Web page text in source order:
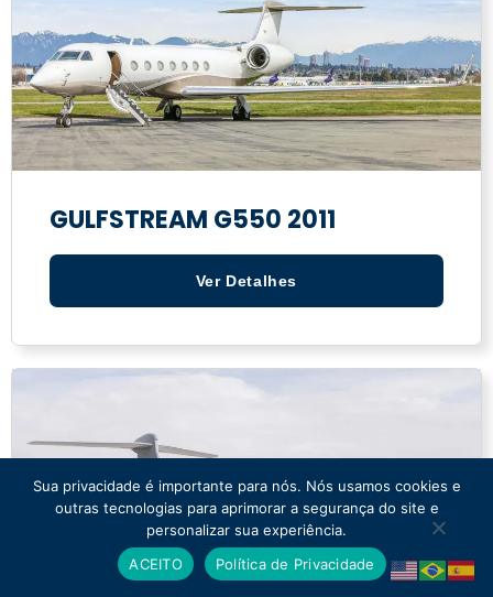
GULFSTREAM G550 2011
Ver Detalhes
Sua privacidade é importante para nós. Nós usamos cookies e
outras tecnologias para aprimorar a segurança do site e
personalizar sua experiência.
ACEITO
Política de Privacidade